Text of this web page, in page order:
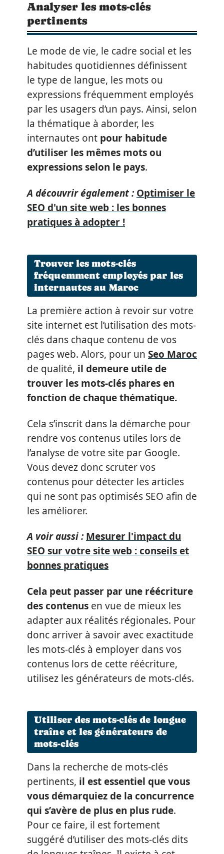
Analyser les mots-clés
pertinents
Le mode de vie, le cadre social et les
habitudes quotidiennes définissent
le type de langue, les mots ou
expressions fréquemment employés
par les usagers d’un pays. Ainsi, selon
la thématique à aborder, les
internautes ont pour habitude
d’utiliser les mêmes mots ou
expressions selon le pays.
A découvrir également : Optimiser le
SEO d'un site web : les bonnes
pratiques à adopter !
Trouver les mots-clés
fréquemment employés par les
internautes au Maroc
La première action à revoir sur votre
site internet est l’utilisation des mots-
clés dans chaque contenu de vos
pages web. Alors, pour un Seo Maroc
de qualité, il demeure utile de
trouver les mots-clés phares en
fonction de chaque thématique.
Cela s’inscrit dans la démarche pour
rendre vos contenus utiles lors de
l’analyse de votre site par Google.
Vous devez donc scruter vos
contenus pour détecter les articles
qui ne sont pas optimisés SEO afin de
les améliorer.
A voir aussi : Mesurer l'impact du
SEO sur votre site web : conseils et
bonnes pratiques
Cela peut passer par une réécriture
des contenus en vue de mieux les
adapter aux réalités régionales. Pour
donc arriver à savoir avec exactitude
les mots-clés à employer dans vos
contenus lors de cette réécriture,
utilisez les générateurs de mots-clés.
Utiliser des mots-clés de longue
traîne et les générateurs de
mots-clés
Dans la recherche de mots-clés
pertinents, il est essentiel que vous
vous démarquiez de la concurrence
qui s’avère de plus en plus rude.
Pour ce faire, il est fortement
suggéré d’utiliser des mots-clés dits